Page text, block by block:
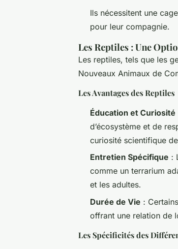
Ils nécessitent une
pour leur compagnie.
Les Reptiles : Une
Les reptiles, tels que les
Nouveaux Animaux de
Les Avantages des Reptiles
Éducation et Curiosité
d’écosystème et de
curiosité scientifique
Entretien Spécifique :
comme un terrarium
et les adultes.
Durée de Vie :
offrant une relation de
Les Spécificités des